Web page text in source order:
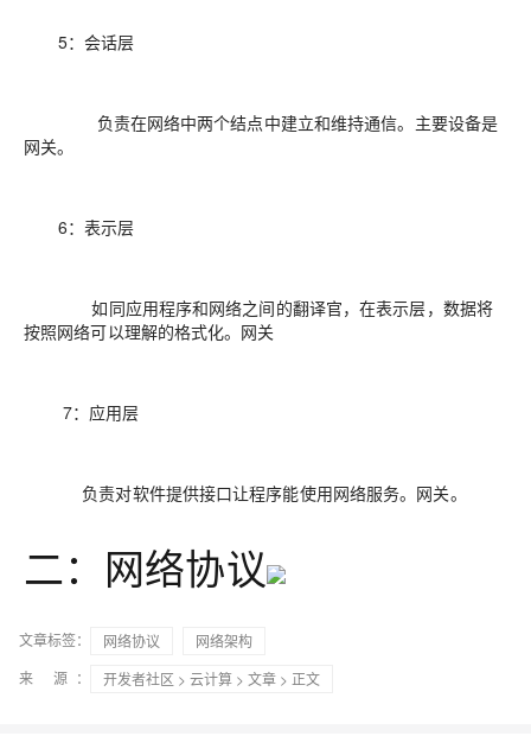
5：会话层
负责在网络中两个结点中建立和维持通信。主要设备是
网关。
6：表示层
如同应用程序和网络之间的翻译官，在表示层，数据将
按照网络可以理解的格式化。网关
7：应用层
负责对软件提供接口让程序能使用网络服务。网关。
二：网络协议
文章标签： 网络协议
网络架构
来 源：
开发者社区 > 云计算 > 文章 > 正文